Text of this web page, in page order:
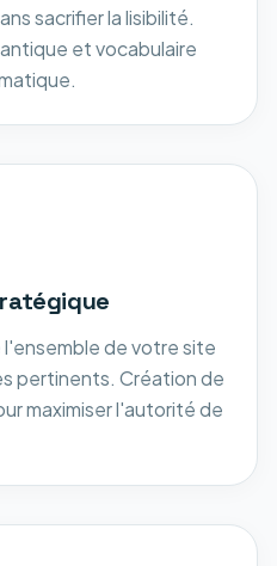
sacrifier la lisibilité.
et vocabulaire
de votre site
pertinents. Création de
maximiser l'autorité de